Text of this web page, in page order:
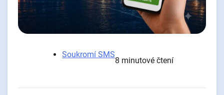
Soukromí SMS
8 minutové čtení